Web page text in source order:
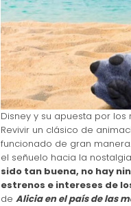
Disney y su apuesta por
Revivir un clásico de
funcionado de gran
el señuelo hacia la
sido tan buena, no hay
estrenos e intereses de
de Alicia en el país de las